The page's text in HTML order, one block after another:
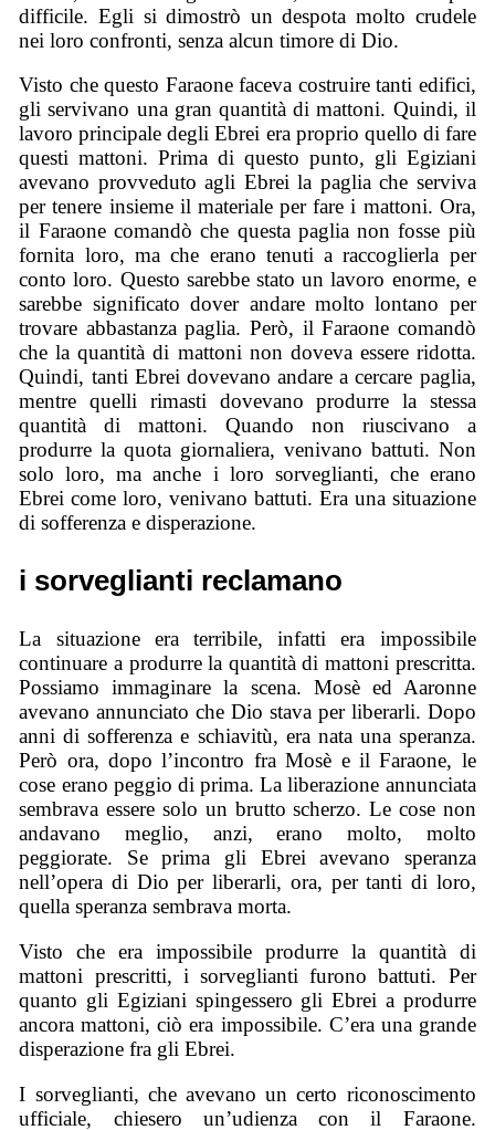
difficile. Egli si dimostrò un despota molto crudele
nei loro confronti, senza alcun timore di Dio.
Visto che questo Faraone faceva costruire tanti edifici,
gli servivano una gran quantità di mattoni. Quindi, il
lavoro principale degli Ebrei era proprio quello di fare
questi mattoni. Prima di questo punto, gli Egiziani
avevano provveduto agli Ebrei la paglia che serviva
per tenere insieme il materiale per fare i mattoni. Ora,
il Faraone comandò che questa paglia non fosse più
fornita loro, ma che erano tenuti a raccoglierla per
conto loro. Questo sarebbe stato un lavoro enorme, e
sarebbe significato dover andare molto lontano per
trovare abbastanza paglia. Però, il Faraone comandò
che la quantità di mattoni non doveva essere ridotta.
Quindi, tanti Ebrei dovevano andare a cercare paglia,
mentre quelli rimasti dovevano produrre la stessa
quantità di mattoni. Quando non riuscivano a
produrre la quota giornaliera, venivano battuti. Non
solo loro, ma anche i loro sorveglianti, che erano
Ebrei come loro, venivano battuti. Era una situazione
di sofferenza e disperazione.
i sorveglianti reclamano
La situazione era terribile, infatti era impossibile
continuare a produrre la quantità di mattoni prescritta.
Possiamo immaginare la scena. Mosè ed Aaronne
avevano annunciato che Dio stava per liberarli. Dopo
anni di sofferenza e schiavitù, era nata una speranza.
Però ora, dopo l’incontro fra Mosè e il Faraone, le
cose erano peggio di prima. La liberazione annunciata
sembrava essere solo un brutto scherzo. Le cose non
andavano meglio, anzi, erano molto, molto
peggiorate. Se prima gli Ebrei avevano speranza
nell’opera di Dio per liberarli, ora, per tanti di loro,
quella speranza sembrava morta.
Visto che era impossibile produrre la quantità di
mattoni prescritti, i sorveglianti furono battuti. Per
quanto gli Egiziani spingessero gli Ebrei a produrre
ancora mattoni, ciò era impossibile. C’era una grande
disperazione fra gli Ebrei.
I sorveglianti, che avevano un certo riconoscimento
ufficiale, chiesero un’udienza con il Faraone.